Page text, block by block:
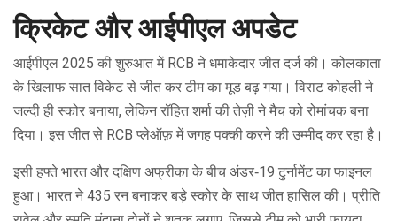
क्रिकेट और आईपीएल अपडेट
आईपीएल 2025 की शुरुआत में RCB ने धमाकेदार जीत दर्ज की। कोलकाता
के खिलाफ सात विकेट से जीत कर टीम का मूड बढ़ गया। विराट कोहली ने
जल्दी ही स्कोर बनाया, लेकिन रॉहित शर्मा की तेज़ी ने मैच को रोमांचक बना
दिया। इस जीत से RCB प्लेऑफ़ में जगह पक्की करने की उम्मीद कर रहा है।
इसी हफ्ते भारत और दक्षिण अफ्रीका के बीच अंडर‑19 टुर्नामेंट का फाइनल
हुआ। भारत ने 435 रन बनाकर बड़े स्कोर के साथ जीत हासिल की। प्रीति